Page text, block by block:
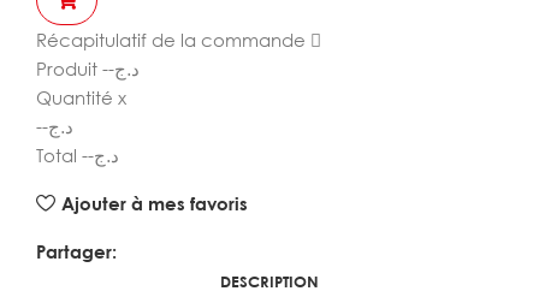
Récapitulatif de la commande
Produit --د.ج
Quantité x
--د.ج
Total --د.ج
Ajouter à mes favoris
Partager:
DESCRIPTION